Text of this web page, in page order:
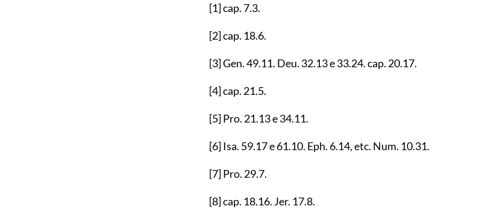
[1]cap. 7.3.
[2]cap. 18.6.
[3]Gen.49.11. Deu. 32.13e33.24. cap. 20.17.
[4]cap. 21.5.
[5]Pro. 21.13e34.11.
[6]Isa. 59.17e61.10. Eph. 6.14, etc. Num. 10.31.
[7]Pro. 29.7.
[8]cap. 18.16. Jer. 17.8.